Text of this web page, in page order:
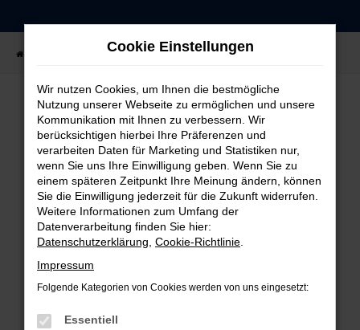
Zum
springen
Fahrzeugangebote Fahrzeug-Showroom
FEHLER: NETWORK ERROR
Beim Laden ist ein Fehler aufgetreten.
Hier sind ein paar Tipps, die dir helfen können:
Überprüfe deine Firewall und deine
Internetverbindung.
Suchmaschine?
Manche Erweiterungen, wie Werbeblocker,
Cookie Einstellungen
Wir nutzen Cookies, um Ihnen die bestmögliche
Nutzung unserer Webseite zu ermöglichen und unsere
Kommunikation mit Ihnen zu verbessern. Wir
berücksichtigen hierbei Ihre Präferenzen und
verarbeiten Daten für Marketing und Statistiken nur,
wenn Sie uns Ihre Einwilligung geben. Wenn Sie zu
einem späteren Zeitpunkt Ihre Meinung ändern, können
Sie die Einwilligung jederzeit für die Zukunft widerrufen.
Weitere Informationen zum Umfang der
Datenverarbeitung finden Sie hier:
Datenschutzerklärung Cookie-Richtlinie
Impressum
Folgende Kategorien von Cookies werden von uns eingesetzt:
Essentiell